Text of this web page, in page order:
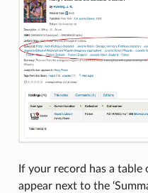
If your record has a
appear next to the